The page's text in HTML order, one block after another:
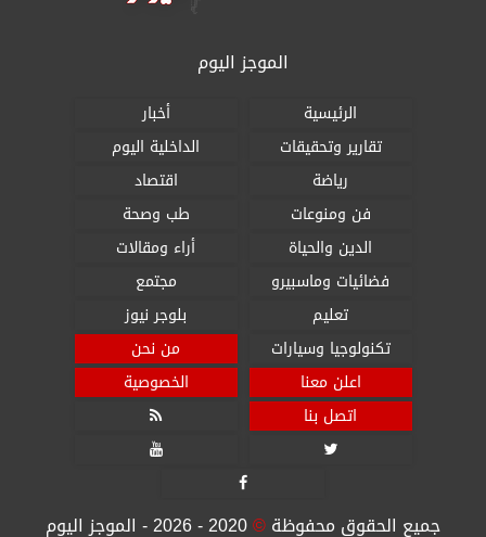
الموجز اليوم
الرئيسية
أخبار
تقارير وتحقيقات
الداخلية اليوم
رياضة
اقتصاد
فن ومنوعات
طب وصحة
الدين والحياة
أراء ومقالات
فضائيات وماسبيرو
مجتمع
تعليم
بلوجر نيوز
تكنولوجيا وسيارات
من نحن
اعلن معنا
الخصوصية
اتصل بنا




جميع الحقوق محفوظة©